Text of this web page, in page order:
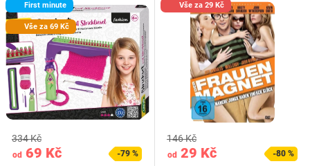
First minute
Vše za 69 Kč
od 69 Kč
334 Kč
-79 %
Vše za 29 Kč
od 29 Kč
146 Kč
-80 %